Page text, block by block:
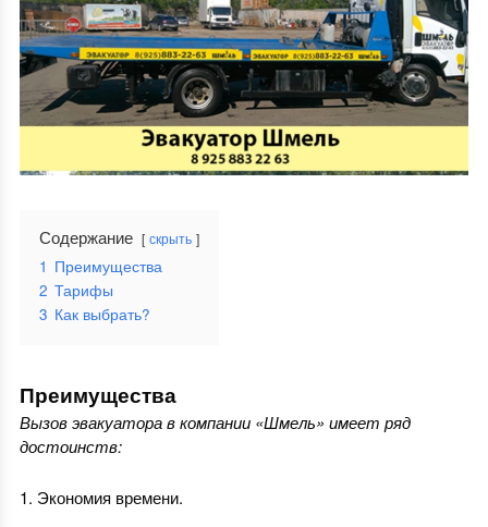
Содержание скрыть
1 Преимущества
2 Тарифы
3 Как выбрать?
Преимущества
Вызов эвакуатора в компании «Шмель» имеет ряд
достоинств:
Экономия времени.